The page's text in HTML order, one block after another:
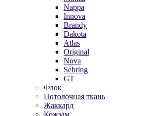
Nappa
Innova
Brandy
Dakota
Atlas
Original
Nova
Sebring
GT
Флок
Потолочная ткань
Жаккард